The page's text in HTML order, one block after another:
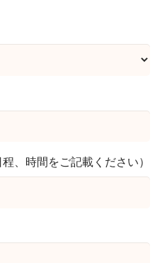
、時間をご記載ください）